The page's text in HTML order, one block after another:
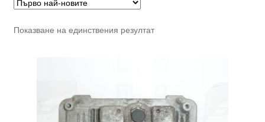
Показване на единствения резултат